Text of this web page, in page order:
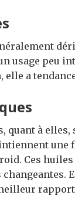
usage peu
elle a
quant à
une
Ces